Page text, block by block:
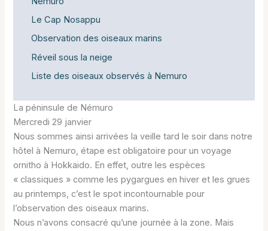
Le Cap Nosappu
Observation des oiseaux marins
Réveil sous la neige
Liste des oiseaux observés à Nemuro
La péninsule de Némuro
Mercredi 29 janvier
Nous sommes ainsi arrivées la veille tard le soir dans notre
hôtel à Nemuro, étape est obligatoire pour un voyage
ornitho à Hokkaido. En effet, outre les espèces
« classiques » comme les pygargues en hiver et les grues
au printemps, c’est le spot incontournable pour
l’observation des oiseaux marins.
Nous n’avons consacré qu’une journée à la zone. Mais